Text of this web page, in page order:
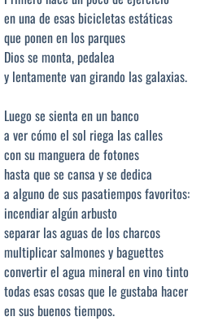
en una de esas bicicletas estáticas
que ponen en los parques
Dios se monta, pedalea
y lentamente van girando las galaxias.
Luego se sienta en un banco
a ver cómo el sol riega las calles
con su manguera de fotones
hasta que se cansa y se dedica
a alguno de sus pasatiempos favoritos:
incendiar algún arbusto
separar las aguas de los charcos
multiplicar salmones y baguettes
convertir el agua mineral en vino tinto
todas esas cosas que le gustaba hacer
en sus buenos tiempos.